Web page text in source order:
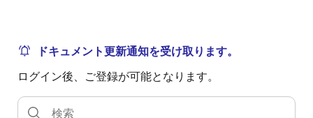
ドキュメント更新通知を受け取ります。
ログイン後、ご登録が可能となります。